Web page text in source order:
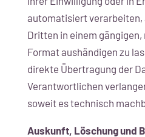
automatisiert verarbeiten,
Dritten in einem
Format aushändigen zu
direkte Übertragung der
Verantwortlichen
soweit es technisch
Auskunft, Löschung und